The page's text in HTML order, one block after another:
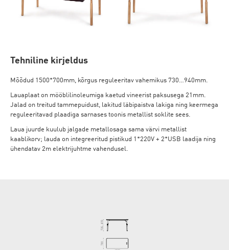
Tehniline kirjeldus
Mõõdud 1500*700mm, kõrgus reguleeritav vahemikus 730…940mm.
Lauaplaat on mööblilinoleumiga kaetud vineerist paksusega 21mm.
Jalad on treitud tammepuidust, lakitud läbipaistva lakiga ning keermega
reguleeritavad plaadiga sarnases toonis metallist soklite sees.
Laua juurde kuulub jalgade metallosaga sama värvi metallist
kaablikorv; lauda on integreeritud pistikud 1*220V + 2*USB laadija ning
ühendatav 2m elektrijuhtme vahendusel.